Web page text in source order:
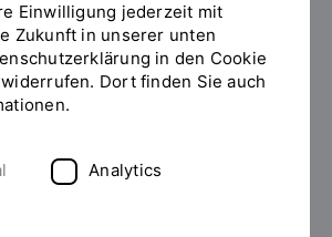
Skills for
Einwilligung jederzeit mit
Zukunft in unserer unten
in den Cookie
Dort finden Sie auch
Analytics